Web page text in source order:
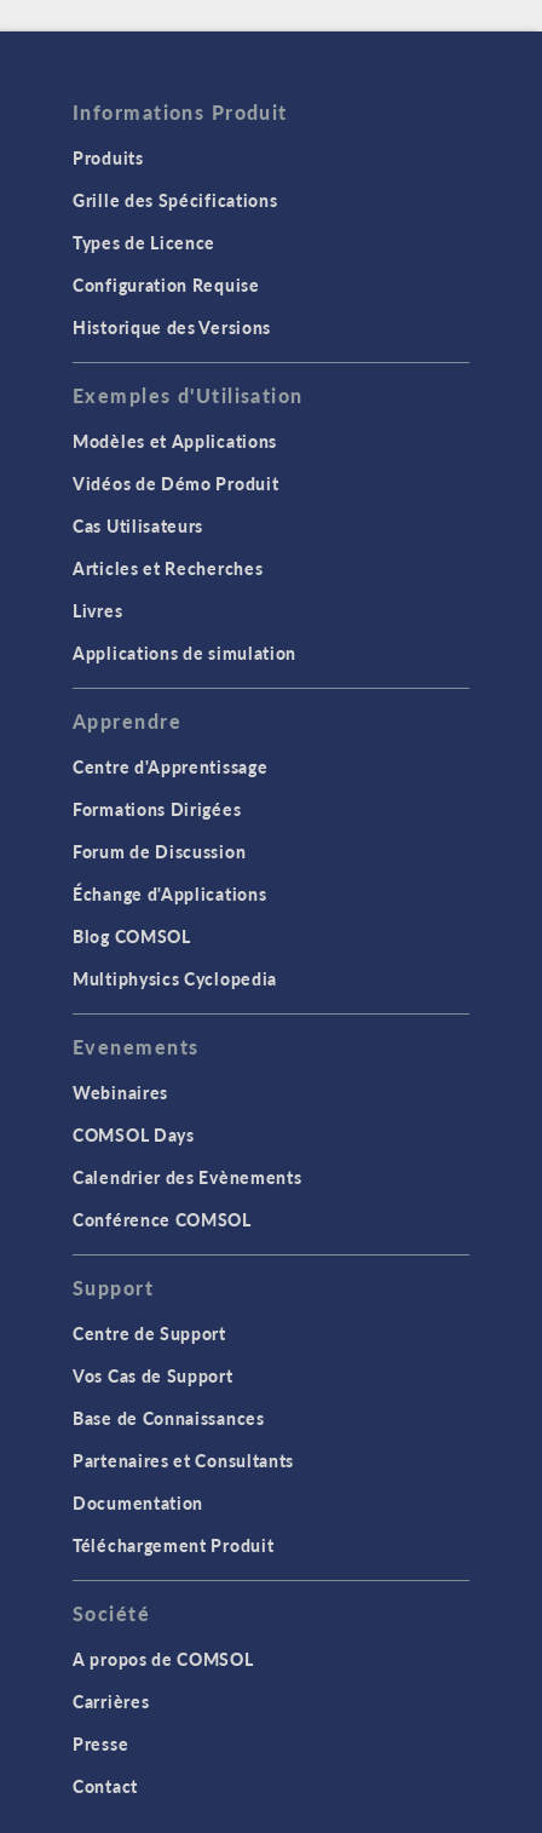
Informations Produit
Produits
Grille des Spécifications
Types de Licence
Configuration Requise
Historique des Versions
Exemples d'Utilisation
Modèles et Applications
Vidéos de Démo Produit
Cas Utilisateurs
Articles et Recherches
Livres
Applications de simulation
Apprendre
Centre d'Apprentissage
Formations Dirigées
Forum de Discussion
Échange d'Applications
Blog COMSOL
Multiphysics Cyclopedia
Evenements
Webinaires
COMSOL Days
Calendrier des Evènements
Conférence COMSOL
Support
Centre de Support
Vos Cas de Support
Base de Connaissances
Partenaires et Consultants
Documentation
Téléchargement Produit
Société
A propos de COMSOL
Carrières
Presse
Contact